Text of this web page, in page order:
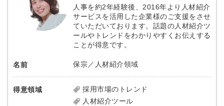
人事を約2年経験後、2016年より人材紹介
サービスを活用した企業様のご支援をさせ
ていただいております。話題の人材紹介ツ
ールやトレンドをわかりやすくお伝えする
ことが得意です。
名前 保宗／人材紹介領域
得意領域
採用市場のトレンド
人材紹介ツール